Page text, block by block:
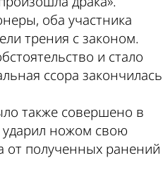
оба участника
трения с законом.
и стало
ссора закончилась
также совершено в
ножом свою
полученных ранений